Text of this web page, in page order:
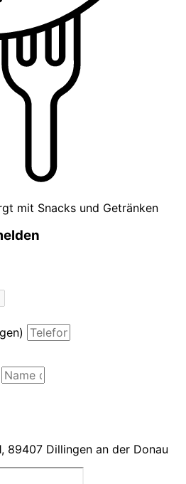
mit Snacks und Getränken​
89407 Dillingen an der Donau